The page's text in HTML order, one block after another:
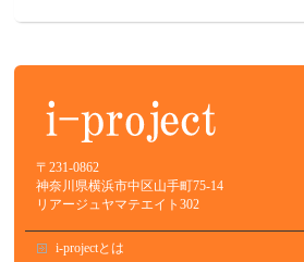
〒231-0862
神奈川県横浜市中区山手町75-14
リアージュヤマテエイト302
i-projectとは